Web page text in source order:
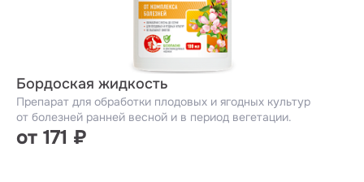
Бордоская жидкость
Препарат для обработки плодовых и ягодных культур
от болезней ранней весной и в период вегетации.
от 171 ₽